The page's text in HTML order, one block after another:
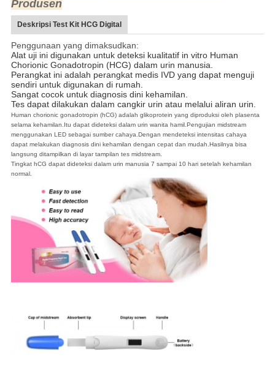
Produsen
Deskripsi Test Kit HCG Digital
Penggunaan yang dimaksudkan:
Alat uji ini digunakan untuk deteksi kualitatif in vitro Human
Chorionic Gonadotropin (HCG) dalam urin manusia.
Perangkat ini adalah perangkat medis IVD yang dapat menguji
sendiri untuk digunakan di rumah.
Sangat cocok untuk diagnosis dini kehamilan.
Tes dapat dilakukan dalam cangkir urin atau melalui aliran urin.
Human chorionic gonadotropin (hCG) adalah glikoprotein yang diproduksi oleh plasenta
selama kehamilan.Itu dapat dideteksi dalam urin wanita hamil.Pengujian midstream
menggunakan LED sebagai sumber cahaya.Dengan mendeteksi intensitas cahaya
dapat melakukan diagnosis dini kehamilan dengan cepat dan mudah.Hasilnya bisa
langsung ditampilkan di layar tampilan tes midstream.
Tingkat hCG dapat dideteksi dalam urin manusia 7 sampai 10 hari setelah kehamilan
normal.